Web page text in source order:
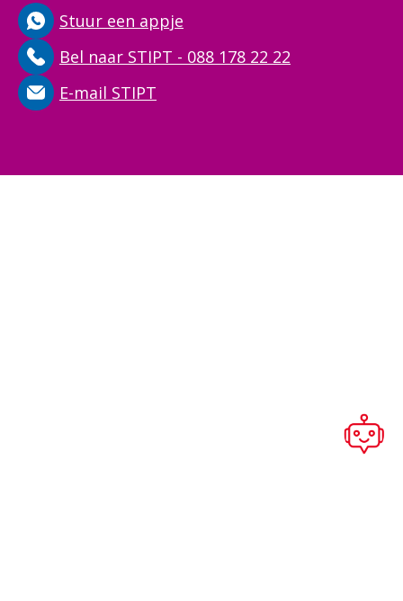
Stuur een appje
Bel naar STIPT - 088 178 22 22
E-mail STIPT